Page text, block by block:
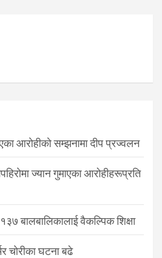
आरोहीको सम्झनामा दीप प्रज्वलन
ज्यान गुमाएका आरोहीहरूप्रति
बालबालिकालाई वैकल्पिक शिक्षा
चोरीका घटना बढे